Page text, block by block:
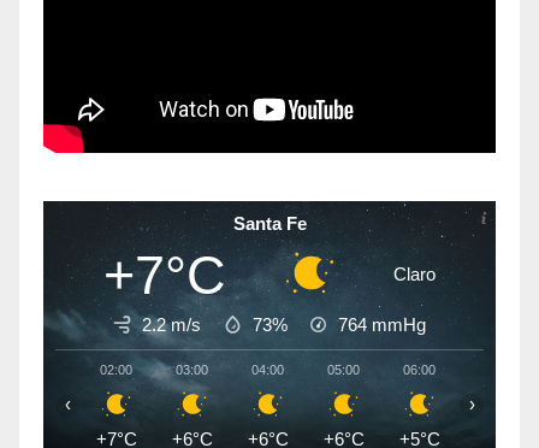
Santa Fe
+7°C Claro
2.2 m/s 73% 764 mmHg
02:00
+7°C
03:00
+6°C
04:00
+6°C
05:00
+6°C
06:00
+5°C +5°C
‹ ›